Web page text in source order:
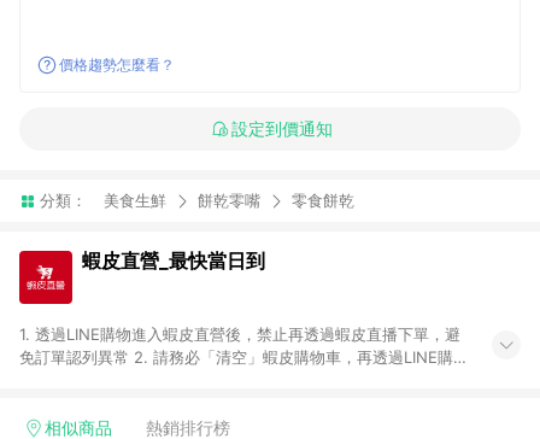
價格趨勢怎麼看？
設定到價通知
分類： 美食生鮮 餅乾零嘴 零食餅乾
蝦皮直營_最快當日到
1. 透過LINE購物進入蝦皮直營後，禁止再透過蝦皮直播下單，避
免訂單認列異常 2. 請務必「清空」蝦皮購物車，再透過LINE購物
單，若您完成交易後，想下第二張訂單，請重新從LINE購物連結
相似商品 熱銷排行榜